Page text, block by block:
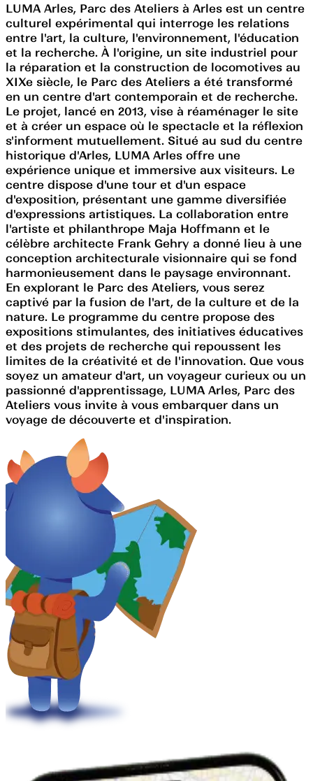
LUMA Arles, Parc des Ateliers à Arles est un centre
culturel expérimental qui interroge les relations
entre l'art, la culture, l'environnement, l'éducation
et la recherche. À l'origine, un site industriel pour
la réparation et la construction de locomotives au
XIXe siècle, le Parc des Ateliers a été transformé
en un centre d'art contemporain et de recherche.
Le projet, lancé en 2013, vise à réaménager le site
et à créer un espace où le spectacle et la réflexion
s'informent mutuellement. Situé au sud du centre
historique d'Arles, LUMA Arles offre une
expérience unique et immersive aux visiteurs. Le
centre dispose d'une tour et d'un espace
d'exposition, présentant une gamme diversifiée
d'expressions artistiques. La collaboration entre
l'artiste et philanthrope Maja Hoffmann et le
célèbre architecte Frank Gehry a donné lieu à une
conception architecturale visionnaire qui se fond
harmonieusement dans le paysage environnant.
En explorant le Parc des Ateliers, vous serez
captivé par la fusion de l'art, de la culture et de la
nature. Le programme du centre propose des
expositions stimulantes, des initiatives éducatives
et des projets de recherche qui repoussent les
limites de la créativité et de l'innovation. Que vous
soyez un amateur d'art, un voyageur curieux ou un
passionné d'apprentissage, LUMA Arles, Parc des
Ateliers vous invite à vous embarquer dans un
voyage de découverte et d'inspiration.